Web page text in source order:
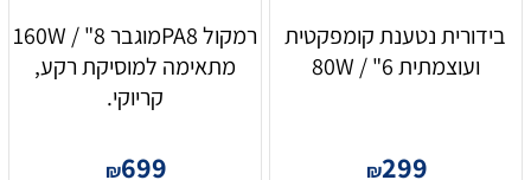
בידורית נטענת קומפקטית
ועוצמתית 6" / 80W
₪299
רמקול PA8מוגבר 8" / 160W
מתאימה למוסיקת רקע,
קריוקי.
₪699